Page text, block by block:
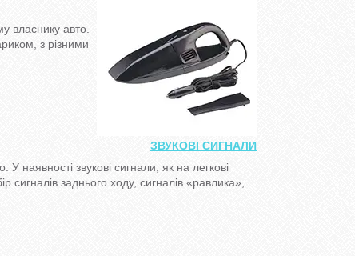
власнику авто.
з різними
ЗВУКОВІ СИГНАЛИ
У наявності звукові сигнали, як на легкові
сигналів заднього ходу, сигналів «равлика»,